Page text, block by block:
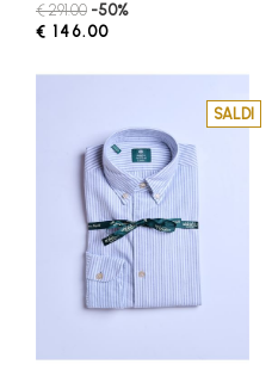
€ 291.00 -50%
€ 146.00
SALDI